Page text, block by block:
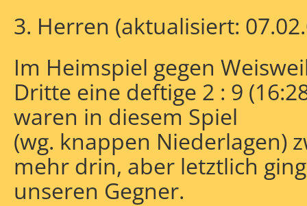
3. Herren (aktualisiert:
Im Heimspiel gegen
Dritte eine deftige 2 : 9
waren in diesem Spiel
(wg. knappen Niederlagen)
mehr drin, aber letztlich
unseren Gegner.